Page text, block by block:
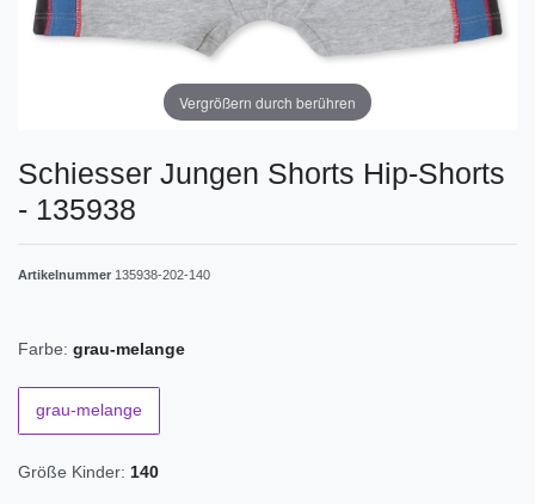
Vergrößern durch berühren
Schiesser Jungen Shorts Hip-Shorts
- 135938
Artikelnummer 135938-202-140
Farbe: grau-melange
grau-melange
Größe Kinder: 140